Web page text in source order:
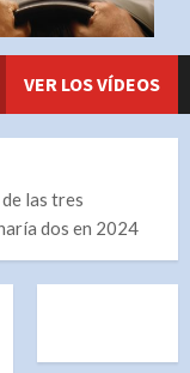
VER LOS VÍDEOS
las tres
dos en 2024